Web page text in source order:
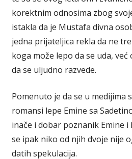
korektnim odnosima zbog
istakla da je Mustafa divna
jedna prijateljica rekla da ne
koga može lepo da se uda,
da se uljudno razvede.
Pomenuto je da se u medijima
romansi lepe Emine sa
inače i dobar poznanik Emine
se ipak niko od njih dvoje nije
datih spekulacija.